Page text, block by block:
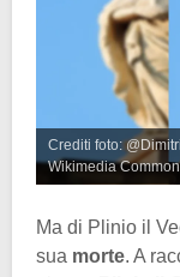
Crediti foto:
Wikimedia
Ma di Plinio il
sua morte. A